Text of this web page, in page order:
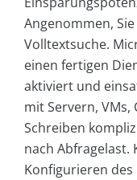
Angenommen,
Volltextsuche.
einen fertigen
aktiviert und
mit Servern,
Schreiben
nach Abfragelast.
Konfigurieren